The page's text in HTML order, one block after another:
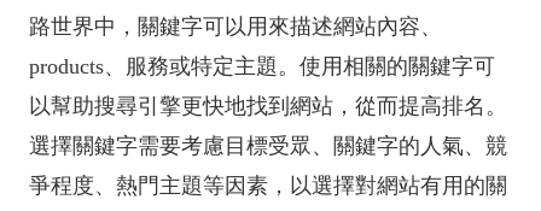
路世界中，關鍵字可以用來描述網站內容、
products、服務或特定主題。使用相關的關鍵字可
以幫助搜尋引擎更快地找到網站，從而提高排名。
選擇關鍵字需要考慮目標受眾、關鍵字的人氣、競
爭程度、熱門主題等因素，以選擇對網站有用的關